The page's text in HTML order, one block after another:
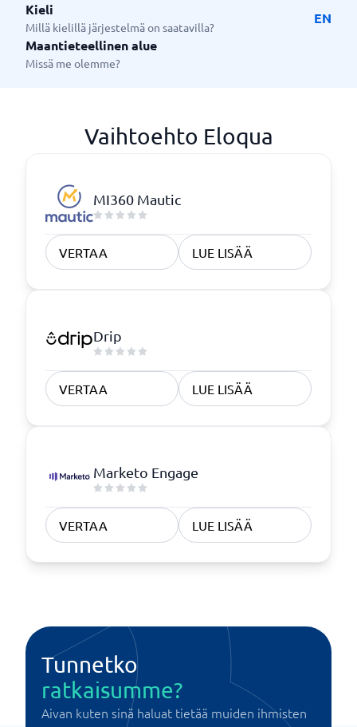
Kieli
Millä kielillä järjestelmä on saatavilla?
EN
Maantieteellinen alue
Missä me olemme?
Vaihtoehto Eloqua
MI360 Mautic
VERTAA LUE LISÄÄ
Drip
VERTAA LUE LISÄÄ
Marketo Engage
VERTAA LUE LISÄÄ
Tunnetko
ratkaisumme?
Aivan kuten sinä haluat tietää muiden ihmisten